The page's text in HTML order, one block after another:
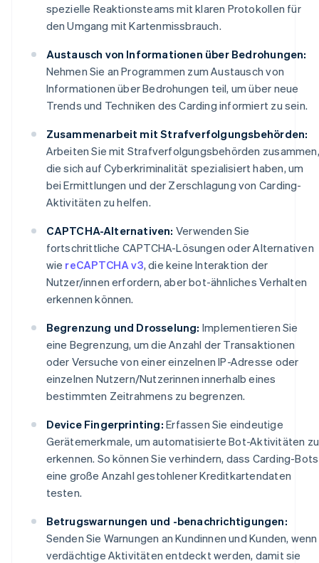
spezielle Reaktionsteams mit klaren Protokollen für
den Umgang mit Kartenmissbrauch.
Austausch von Informationen über Bedrohungen:
Nehmen Sie an Programmen zum Austausch von
Informationen über Bedrohungen teil, um über neue
Trends und Techniken des Carding informiert zu sein.
Zusammenarbeit mit Strafverfolgungsbehörden:
Arbeiten Sie mit Strafverfolgungsbehörden zusammen,
die sich auf Cyberkriminalität spezialisiert haben, um
bei Ermittlungen und der Zerschlagung von Carding-
Aktivitäten zu helfen.
CAPTCHA-Alternativen: Verwenden Sie
fortschrittliche CAPTCHA-Lösungen oder Alternativen
wie reCAPTCHA v3, die keine Interaktion der
Nutzer/innen erfordern, aber bot-ähnliches Verhalten
erkennen können.
Begrenzung und Drosselung: Implementieren Sie
eine Begrenzung, um die Anzahl der Transaktionen
oder Versuche von einer einzelnen IP-Adresse oder
einzelnen Nutzern/Nutzerinnen innerhalb eines
bestimmten Zeitrahmens zu begrenzen.
Device Fingerprinting: Erfassen Sie eindeutige
Gerätemerkmale, um automatisierte Bot-Aktivitäten zu
erkennen. So können Sie verhindern, dass Carding-Bots
eine große Anzahl gestohlener Kreditkartendaten
testen.
Betrugswarnungen und -benachrichtigungen:
Senden Sie Warnungen an Kundinnen und Kunden, wenn
verdächtige Aktivitäten entdeckt werden, damit sie